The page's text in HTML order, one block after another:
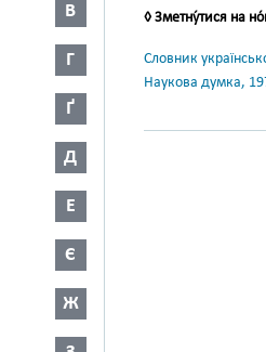
В
Г
Ґ
Д
Е
Є
Ж
◊ Зметну́тися на
Словник
Наукова думка,